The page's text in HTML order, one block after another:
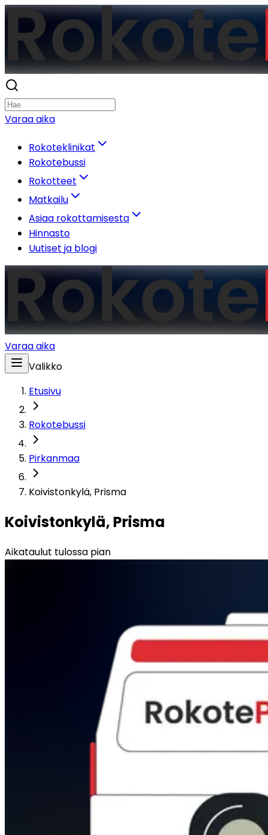
Varaa aika
Rokoteklinikat
Rokotebussi
Rokotteet
Matkailu
Asiaa rokottamisesta
Hinnasto
Uutiset ja blogi
Varaa aika
Valikko
Etusivu
Rokotebussi
Pirkanmaa
Koivistonkylä, Prisma
Koivistonkylä, Prisma
Aikataulut tulossa pian